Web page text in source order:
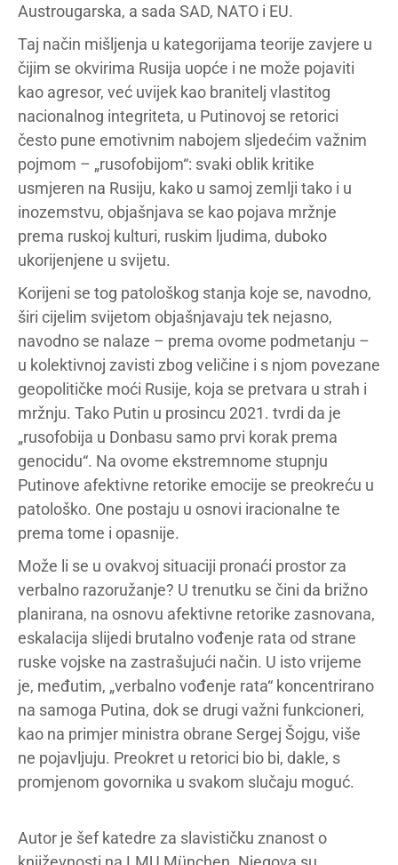
Austrougarska, a sada SAD, NATO i EU.
Taj način mišljenja u kategorijama teorije zavjere u
čijim se okvirima Rusija uopće i ne može pojaviti
kao agresor, već uvijek kao branitelj vlastitog
nacionalnog integriteta, u Putinovoj se retorici
često pune emotivnim nabojem sljedećim važnim
pojmom – „rusofobijom“: svaki oblik kritike
usmjeren na Rusiju, kako u samoj zemlji tako i u
inozemstvu, objašnjava se kao pojava mržnje
prema ruskoj kulturi, ruskim ljudima, duboko
ukorijenjene u svijetu.
Korijeni se tog patološkog stanja koje se, navodno,
širi cijelim svijetom objašnjavaju tek nejasno,
navodno se nalaze – prema ovome podmetanju –
u kolektivnoj zavisti zbog veličine i s njom povezane
geopolitičke moći Rusije, koja se pretvara u strah i
mržnju. Tako Putin u prosincu 2021. tvrdi da je
„rusofobija u Donbasu samo prvi korak prema
genocidu“. Na ovome ekstremnome stupnju
Putinove afektivne retorike emocije se preokreću u
patološko. One postaju u osnovi iracionalne te
prema tome i opasnije.
Može li se u ovakvoj situaciji pronaći prostor za
verbalno razoružanje? U trenutku se čini da brižno
planirana, na osnovu afektivne retorike zasnovana,
eskalacija slijedi brutalno vođenje rata od strane
ruske vojske na zastrašujući način. U isto vrijeme
je, međutim, „verbalno vođenje rata“ koncentrirano
na samoga Putina, dok se drugi važni funkcioneri,
kao na primjer ministra obrane Sergej Šojgu, više
ne pojavljuju. Preokret u retorici bio bi, dakle, s
promjenom govornika u svakom slučaju moguć.
Autor je šef katedre za slavističku znanost o